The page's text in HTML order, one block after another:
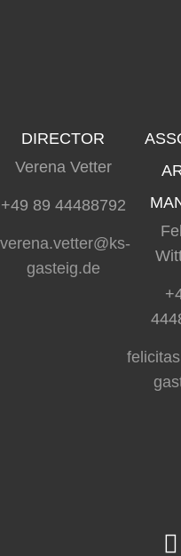
DIRECTOR
Verena Vetter
+49 89 44488792
verena.vetter@ks-
gasteig.de